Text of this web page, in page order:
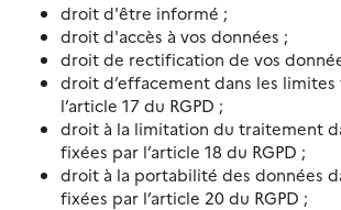
droit d'être informé ;
droit d'accès à vos données ;
droit de rectification de vos
droit d’effacement dans les
l’article 17 du RGPD ;
droit à la limitation du traitement
fixées par l’article 18 du RGPD ;
droit à la portabilité des données
fixées par l’article 20 du RGPD ;